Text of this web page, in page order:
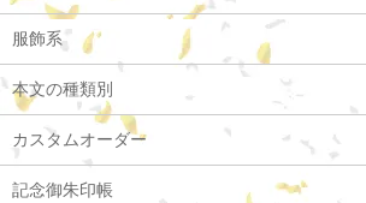
服飾系
本文の種類別
カスタムオーダー
記念御朱印帳